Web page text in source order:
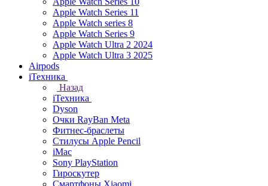
Apple Watch Series 11
Apple Watch series 8
Apple Watch Series 9
Apple Watch Ultra 2 2024
Apple Watch Ultra 3 2025
Airpods
iТехника
Назад
iТехника
Dyson
Очки RayBan Meta
Фитнес-браслеты
Стилусы Apple Pencil
iMac
Sony PlayStation
Гироскутер
Смартфоны Xiaomi